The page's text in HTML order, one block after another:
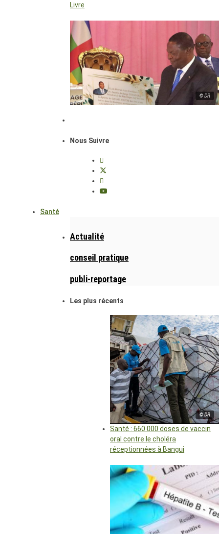
Livre
© DR
Nous Suivre
Santé
Actualité
conseil pratique
publi-reportage
Les plus récents
© DR
Santé : 660 000 doses de vaccin
oral contre le choléra
réceptionnées à Bangui